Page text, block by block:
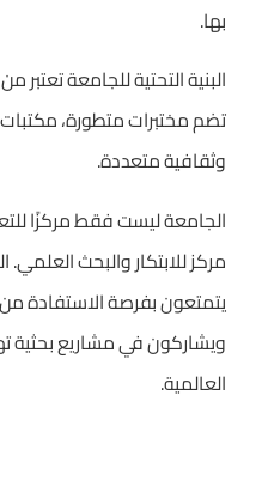
بها.
البنية التحتية للجامعة تعتبر
تضم مختبرات متطورة،
وثقافية متعددة.
الجامعة ليست فقط مركزًا
مركز للابتكار والبحث
يتمتعون بفرصة الاستفادة من
ويشاركون في مشاريع بحثية
العالمية.